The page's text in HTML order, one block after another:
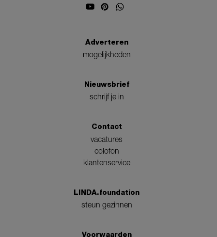
Adverteren
mogelijkheden
Nieuwsbrief
schrijf je in
Contact
vacatures
colofon
klantenservice
LINDA.foundation
steun gezinnen
Voorwaarden